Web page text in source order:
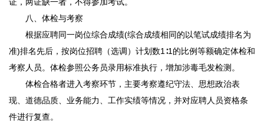
八、体检与考察
根据应聘同一岗位综合成绩(综合成绩相同的以笔试成绩排名为
准)排名先后，按岗位招聘（选调）计划数1∶1的比例等额确定体检和
考察人员。体检参照公务员录用标准执行，增加涉毒毛发检测。
体检合格者进入考察环节，主要考察遵纪守法、思想政治表
现、道德品质、业务能力、工作实绩等情况，并对应聘人员资格条
件进行复查。